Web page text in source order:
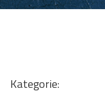
Kategorie: